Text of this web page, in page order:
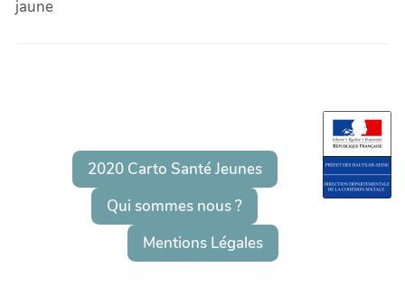
jaune
2020 Carto Santé Jeunes
Qui sommes nous ?
Mentions Légales